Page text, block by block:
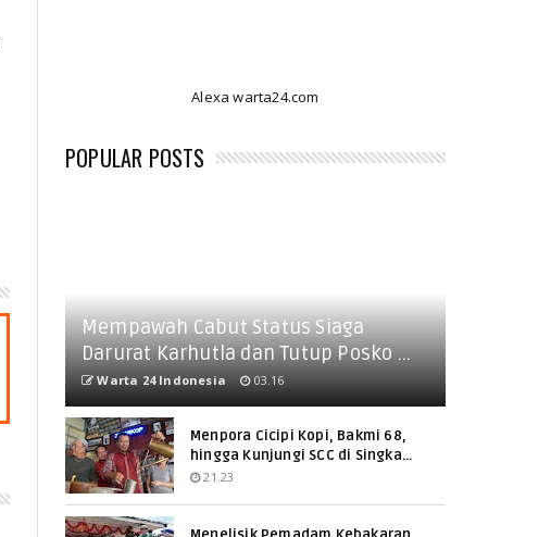
Alexa warta24.com
POPULAR POSTS
Mempawah Cabut Status Siaga
Darurat Karhutla dan Tutup Posko ...
Warta 24 Indonesia 03.16
Menpora Cicipi Kopi, Bakmi 68,
hingga Kunjungi SCC di Singka...
21.23